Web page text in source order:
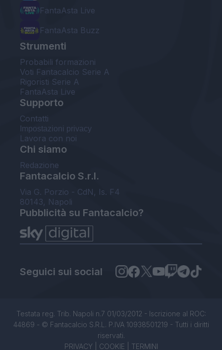
FantaAsta Live
FantaAsta Buzz
Strumenti
Probabili formazioni
Voti Fantacalcio Serie A
Rigoristi Serie A
FantaAsta Live
Supporto
Contatti
Impostazioni privacy
Lavora con noi
Chi siamo
Redazione
Fantacalcio S.r.l.
Via G. Porzio - CdN, Is. F4
80143, Napoli
Pubblicità su Fantacalcio?
Seguici sui social
Testata reg. Trib. Napoli n.7 01/03/2012 - Iscrizione al ROC:
44869 - © Fantacalcio S.R.L. P.IVA 10938501219 - Tutti i diritti
riservati.
PRIVACY| COOKIE TERMINI